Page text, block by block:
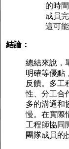
的時
成員
這可
結論：
總結來說，
明確等優點
反饋。多工
性、分工合
多的溝通和
慢。在實際
工程師協同
團隊成員的